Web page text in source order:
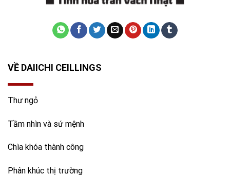
VỀ DAIICHI CEILLINGS
Thư ngỏ
Tầm nhìn và sứ mệnh
Chìa khóa thành công
Phân khúc thị trường